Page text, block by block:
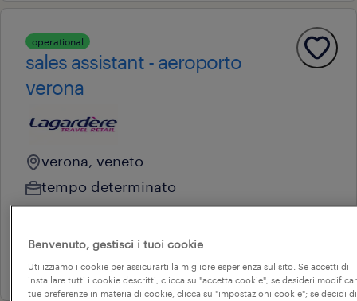
operational
sales assistant - aeroporto
verona
verona, veneto
tempo determinato
18.000 € - 22.000 € annuale
airest retail srl
20 luglio 2026
Benvenuto, gestisci i tuoi cookie
Utilizziamo i cookie per assicurarti la migliore esperienza sul sito. Se accetti di
installare tutti i cookie descritti, clicca su "accetta cookie"; se desideri
tue preferenze in materia di cookie, clicca su "impostazioni cookie"; se decidi di